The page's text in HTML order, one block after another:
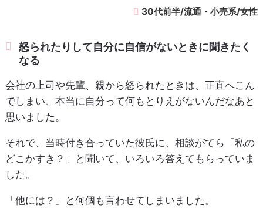
30代前半/流通・小売系/女性
怒られたりして自分に自信がないときに聞きたく
なる
会社の上司や先輩、親から怒られたときは、正直へこん
でしまい、本当に自分って何もとりえがないんだなあと
思いました。
それで、当時付き合っていた彼氏に、相談がてら「私の
どこかすき？」と聞いて、いろいろ答えてもらっていま
した。
「他には？」と何個も言わせてしまいました。